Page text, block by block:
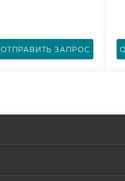
ОТПРАВИТЬ ЗАПРОС